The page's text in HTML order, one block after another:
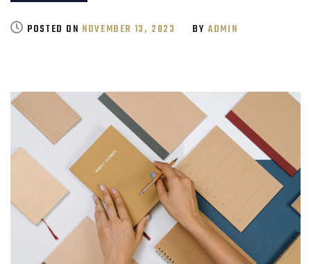
JE
HOGESCHOOL
POSTED ON NOVEMBER 13, 2023 BYADMIN